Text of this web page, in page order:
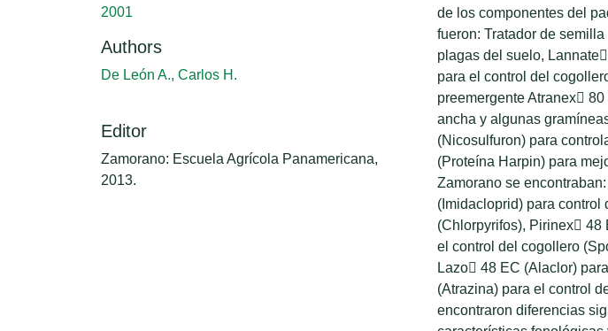
2001
Authors
De León A., Carlos H.
Editor
Zamorano: Escuela Agrícola Panamericana,
2013.
de los componentes del
fueron: Tratador de
plagas del suelo,
para el control del
preemergente Atranex
ancha y algunas
(Nicosulfuron) para
(Proteína Harpin) para
Zamorano se
(Imidacloprid) para control
(Chlorpyrifos), Pirinex 48
el control del cogollero
Lazo 48 EC (Alaclor)
(Atrazina) para el control
encontraron diferencias